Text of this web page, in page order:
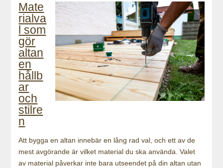
Mate
rialva
l som
gör
altan
en
hållb
ar
och
stilre
n
Att bygga en altan innebär en lång rad val, och ett av de
mest avgörande är vilket material du ska använda. Valet
av material påverkar inte bara utseendet på din altan utan